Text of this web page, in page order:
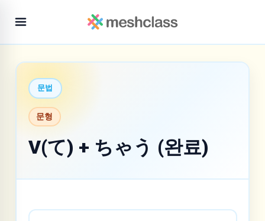
문법
문형
V(て) + ちゃう (완료)